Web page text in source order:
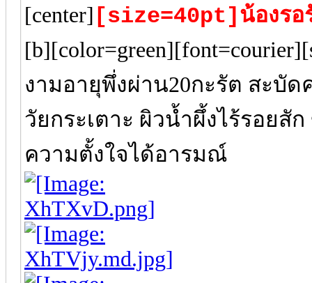
[center] [size=40pt]น้องร
งามอายุพึ่งผ่าน20กะรัต สะบั
วัยกระเตาะ ผิวน้ำผึ้งไร้รอย
ความตั้งใจได้อารมณ์